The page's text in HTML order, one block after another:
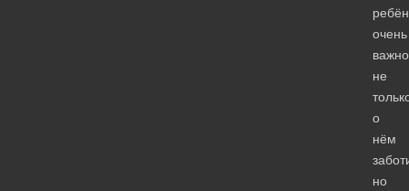
очень
важно
не
о
нём
но